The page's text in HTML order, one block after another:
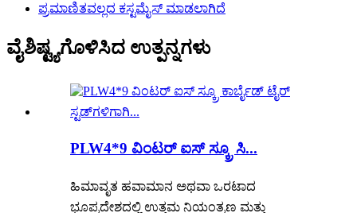
ಪ್ರಮಾಣಿತವಲ್ಲದ ಕಸ್ಟಮೈಸ್ ಮಾಡಲಾಗಿದೆ
ವೈಶಿಷ್ಟ್ಯಗೊಳಿಸಿದ ಉತ್ಪನ್ನಗಳು
PLW4*9 ವಿಂಟರ್ ಐಸ್ ಸ್ಕ್ರೂ ಸಿ...
ಹಿಮಾವೃತ ಹವಾಮಾನ ಅಥವಾ ಒರಟಾದ
ಭೂಪ್ರದೇಶದಲ್ಲಿ ಉತ್ತಮ ನಿಯಂತ್ರಣ ಮತ್ತು